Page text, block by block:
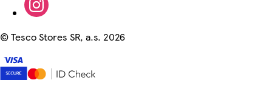
©Tesco Stores SR, a.s. 2026